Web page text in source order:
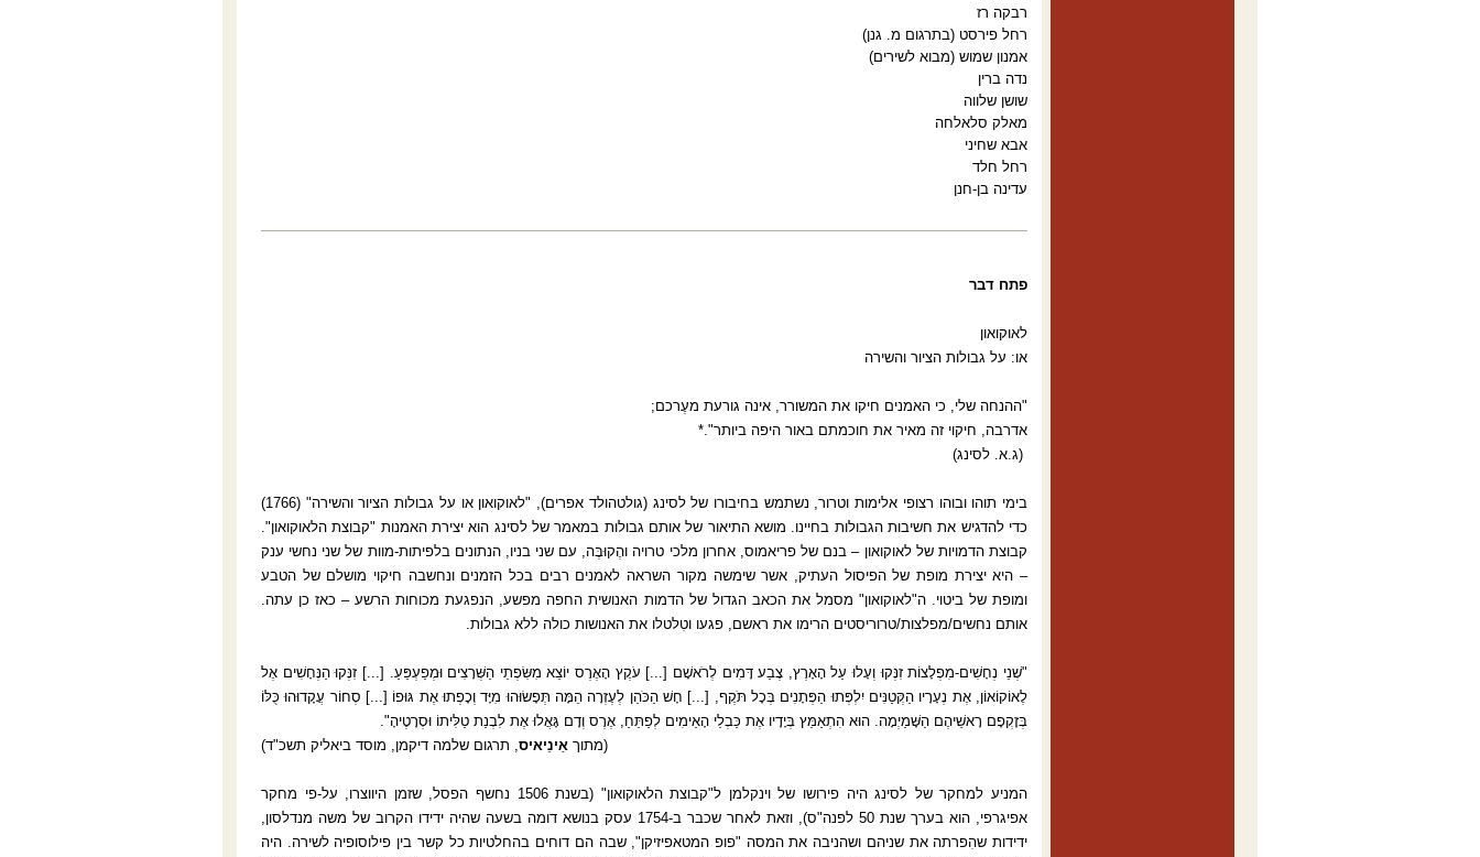
רבקה רז
רחל פירסט (בתרגום מ. גנן(
אמנון שמוש (מבוא לשירים(
נדה ברין
שושן שלווה
מאלק סלאלחה
אבא שחיני
רחל חלד
עדינה בן-חנן
פתח דבר
לאוקואון
או: על גבולות הציור והשירה
"ההנחה שלי, כי האמנים חיקו את המשורר, אינה גורעת מעֶרכם;
אדרבה, חיקוי זה מאיר את חוכמתם באור היפה ביותר".*
(ג.א. לסינג)
בימי תוהו ובוהו רצופי אלימות וטרור, נשתמש בחיבורו של לסינג (גולטהולד אפרים), "לאוקואון או על גבולות הציור והשירה" (1766)
כדי להדגיש את חשיבות הגבולות בחיינו. מושא התיאור של אותם גבולות במאמר של לסינג הוא יצירת האמנות "קבוצת הלאוקואון".
קבוצת הדמויות של לאוקואון – בנם של פריאמוס, אחרון מלכי טרויה והֶקוּבֶּה, עם שני בניו, הנתונים בלפיתות-מוות של שני נחשי ענק
– היא יצירת מופת של הפיסול העתיק, אשר שימשה מקור השראה לאמנים רבים בכל הזמנים ונחשבה חיקוי מושלם של הטבע
ומופת של ביטוי. ה"לאוקואון" מסמל את הכאב הגדול של הדמות האנושית החפה מפשע, הנפגעת מכוחות הרשע – כאז כן עתה.
אותם נחשים/מפלצות/טרוריסטים הרימו את ראשם, פגעו וטִלטלו את האנושות כולה ללא גבולות.
"שְׁנֵי נְחָשִׁים-מִפְלָצוֹת זִנְּקוּ וְעָלוּ עַל הָאָרֶץ, צֶבַע דָּמִים לְרֹאשָׁם [...] עֹקֶץ הָאֶרֶס יוֹצֵא מִשִּׂפְתֵי הַשְּׁרָצִים וּמְפַעְפֵּעַ. [...] זִנְּקוּ הַנְּחָשִׁים אֶל
לֶאוֹקוֹאוֹן, אֶת נְעָרָיו הַקְּטַנִּים יִלְפְּתוּ הַפְּתָנִים בְּכָל תֹּקֶף, [...] חָשׁ הַכֹּהֵן לְעֶזְרָה הֵמָּה תְּפָשׂוּהוּ מִיָּד וְכָפְתוּ אֶת גּוּפוֹ [...] סְחוֹר עֲקָדוּהוּ כֻּלּוֹ
בְּזָקְפָם רָאשֵׁיהֶם הַשָּׁמַיְמָה. הוּא הִתְאַמֵּץ בְּיָדָיו אֶת כַּבְלֵי הָאֵימִים לְפַתֵּחַ, אֶרֶס וְדָם גָּאֲלוּ אֶת לִבְנַת טַלִּיתוֹ וּסְרָטֶיהָ".
(מתוך אַינֵיאיס, תרגום שלמה דיקמן, מוסד ביאליק תשכ"ד)
המניע למחקר של לסינג היה פירושו של וינקלמן ל"קבוצת הלאוקואון" (בשנת 1506 נחשף הפסל, שזמן היווצרו, על-פי מחקר
אפיגרפי, הוא בערך שנת 50 לפנה"ס), וזאת לאחר שכבר ב-1754 עסק בנושא דומה בשעה שהיה ידידו הקרוב של משה מנדלסון,
ידידות שהִפרתה את שניהם ושהניבה את המסה "פופ המטאפיזיקן", שבה הם דוחים בהחלטיות כל קשר בין פילוסופיה לשירה. היה